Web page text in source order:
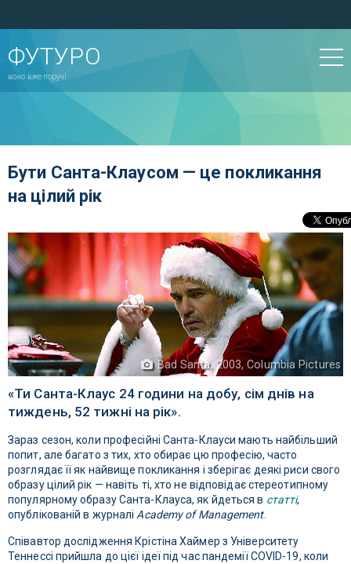
ФУТУРО
воно вже поруч!
Бути Санта-Клаусом — це покликання
на цілий рік
Bad Santa, 2003, Columbia Pictures
«Ти Санта-Клаус 24 години на добу, сім днів на
тиждень, 52 тижні на рік».
Зараз сезон, коли професійні Санта-Клауси мають найбільший
попит, але багато з тих, хто обирає цю професію, часто
розглядає її як найвище покликання і зберігає деякі риси свого
образу цілий рік — навіть ті, хто не відповідає стереотипному
популярному образу Санта-Клауса, як йдеться в статті,
опублікованій в журналіAcademy of Management.
Співавтор дослідження Крістіна Хаймер з Університету
Теннессі прийшла до цієї ідеї під час пандемії COVID-19, коли